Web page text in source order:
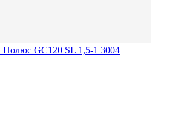
Полюс GC120 SL 1,5-1 3004